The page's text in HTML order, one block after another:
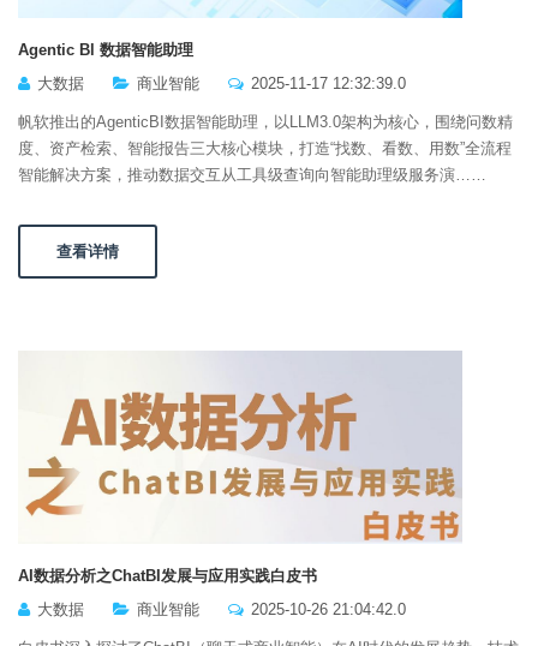
Agentic Bl 数据智能助理
大数据
商业智能 2025-11-17 12:32:39.0
帆软推出的AgenticBI数据智能助理，以LLM3.0架构为核心，围绕问数精
度、资产检索、智能报告三大核心模块，打造“找数、看数、用数”全流程
智能解决方案，推动数据交互从工具级查询向智能助理级服务演……
查看详情
AI数据分析之ChatBI发展与应用实践白皮书
大数据
商业智能 2025-10-26 21:04:42.0